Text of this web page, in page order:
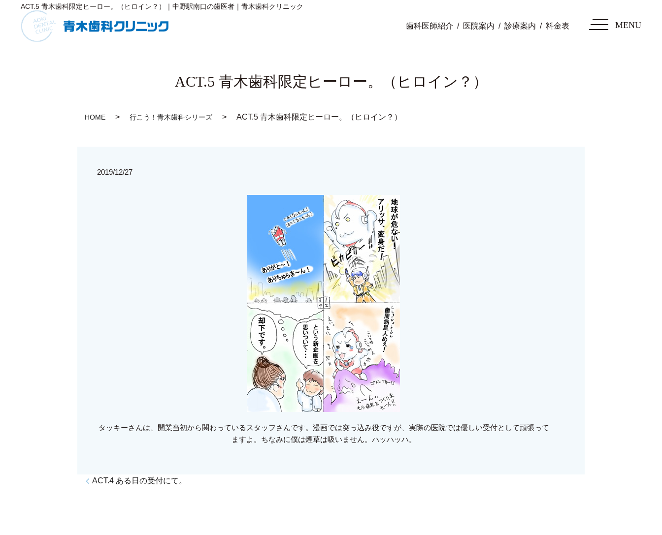
ACT.5 青木歯科限定ヒーロー。（ヒロイン？）｜中野駅南口の歯医者｜青木歯科クリニック
歯科医師紹介 医院案内 診療案内 料金表 MENU
ACT.5 青木歯科限定ヒーロー。（ヒロイン？）
HOME 行こう！青木歯科シリーズ ACT.5 青木歯科限定ヒーロー。（ヒロイン？）
2019/12/27
タッキーさんは、開業当初から関わっているスタッフさんです。漫画では突っ込み役ですが、実際の医院では優しい受付として頑張って
ますよ。ちなみに僕は煙草は吸いません。ハッハッハ。
ACT.4 ある日の受付にて。